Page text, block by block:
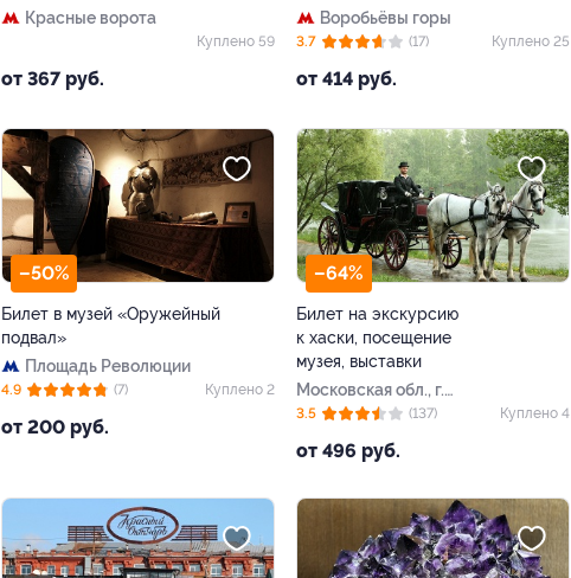
Красные ворота
от 367 руб.
Куплено 59
Воробьёвы горы
от 414 руб.
3.7 (17) Куплено 25
–50%
Билет в музей «Оружейный
подвал»
Площадь Революции
от 200 руб.
4.9 (7) Куплено 2
–64%
Билет на экскурсию
к хаски, посещение
музея, выставки
Московская обл., г.
Дзержинский, ул. Лесная,
от 496 руб.
3.5 (137) Куплено 4